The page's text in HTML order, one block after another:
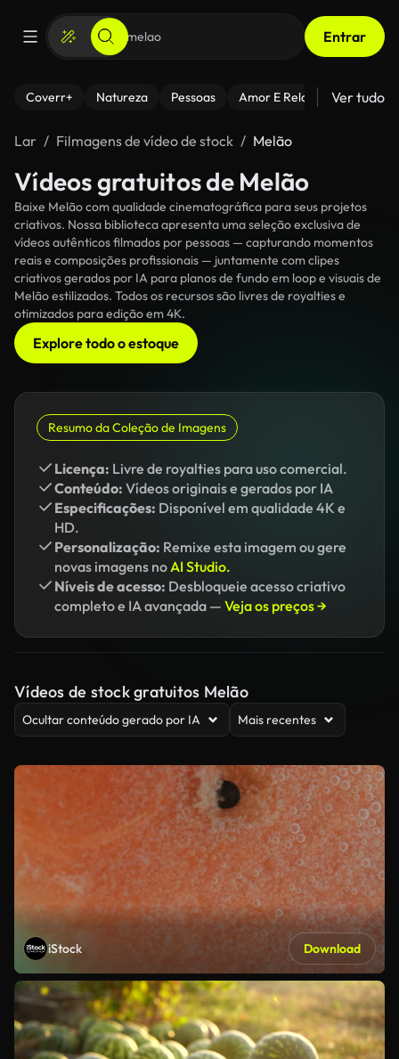
Entrar
Coverr+ Natureza Pessoas Amor E Relacionamentos
Ver tudo
Lar Filmagens de vídeo de stock Melão
Vídeos gratuitos de Melão
Baixe Melão com qualidade cinematográfica para seus projetos
criativos. Nossa biblioteca apresenta uma seleção exclusiva de
vídeos autênticos filmados por pessoas — capturando momentos
reais e composições profissionais — juntamente com clipes
criativos gerados por IA para planos de fundo em loop e visuais de
Melão estilizados. Todos os recursos são livres de royalties e
otimizados para edição em 4K.
Explore todo o estoque
Resumo da Coleção de Imagens
Licença: Livre de royalties para uso comercial.
Conteúdo: Vídeos originais e gerados por IA
Especificações: Disponível em qualidade 4K e
HD.
Personalização: Remixe esta imagem ou gere
novas imagens noAI Studio.
Níveis de acesso: Desbloqueie acesso criativo
completo e IA avançada — Veja os preços →
Vídeos de stock gratuitos Melão
Ocultar conteúdo gerado por IA Mais recentes
iStock Download